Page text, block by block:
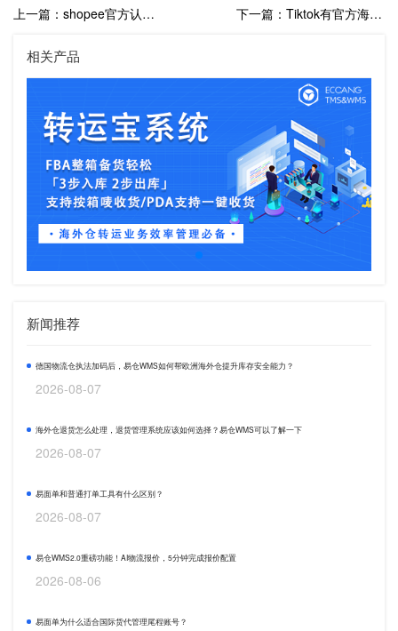
上一篇：shopee官方认证仓、官方推荐仓、其他三方仓是什么？如何申请官方认证海外仓？ 下一篇：Tiktok有官方海外仓吗？海外仓入驻认证Tiktok认证海外仓有什么权益？
相关产品
新闻推荐
德国物流仓执法加码后，易仓WMS如何帮欧洲海外仓提升库存安全能力？
2026-08-07
海外仓退货怎么处理，退货管理系统应该如何选择？易仓WMS可以了解一下
2026-08-07
易面单和普通打单工具有什么区别？
2026-08-07
易仓WMS2.0重磅功能！AI物流报价，5分钟完成报价配置
2026-08-06
易面单为什么适合国际货代管理尾程账号？